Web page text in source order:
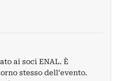
ai soci ENAL. È
stesso dell’evento.